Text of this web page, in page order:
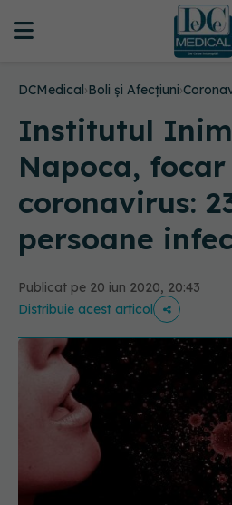
DCMedical›Boli și Afecțiuni›
Institutul
Napoca,
coronavirus:
persoane
Publicat pe 20 iun 2020, 20:43
Distribuie acest articol